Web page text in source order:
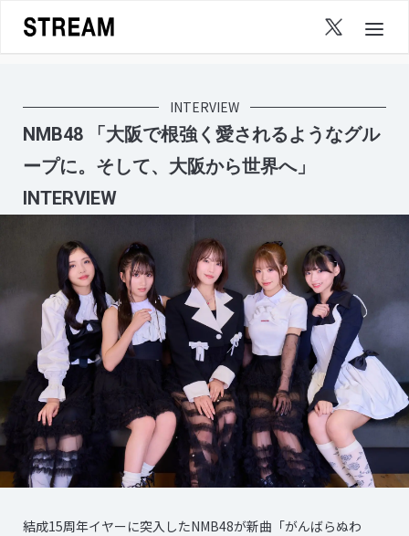
content
INTERVIEW
NMB48 「大阪で根強く愛されるようなグル
ープに。そして、大阪から世界へ」
INTERVIEW
結成15周年イヤーに突入したNMB48が新曲「がんばらぬわ